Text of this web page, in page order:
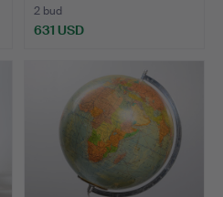
2 bud
631 USD